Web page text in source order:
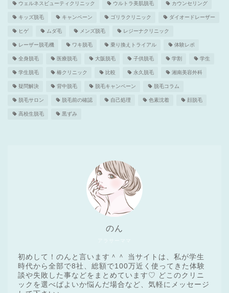
ウェルネスビューティクリニック ウルトラ美肌脱毛 カウンセリング
キッズ脱毛 キャンペーン ゴリラクリニック ダイオードレーザー
ヒゲ ムダ毛 メンズ脱毛 レジーナクリニック
レーザー脱毛機 ワキ脱毛 乗り換えトライアル 体験レポ
全身脱毛 医療脱毛 大阪脱毛 子供脱毛 学割 学生
学生脱毛 椿クリニック 比較 永久脱毛 湘南美容外科
疑問解決 背中脱毛 脱毛キャンペーン 脱毛コラム
脱毛サロン 脱毛前の確認 自己処理 色素沈着 顔脱毛
高校生脱毛 黒ずみ
のん
初めして！のんと言います＾＾ 当サイトは、私が学生
時代から全部で8社、総額で100万近く使ってきた体験
談や失敗した事などをまとめています♡ どこのクリニ
ックを選べばよいか悩んだ場合など、気軽にメッセージ